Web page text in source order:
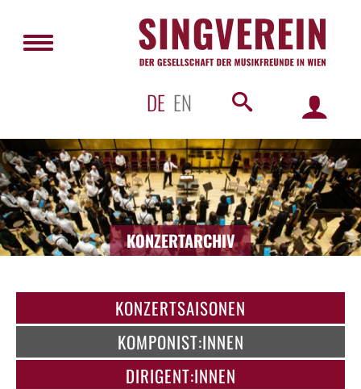
DE EN
KONZERTARCHIV
KONZERTSAISONEN
KOMPONIST:INNEN
DIRIGENT:INNEN